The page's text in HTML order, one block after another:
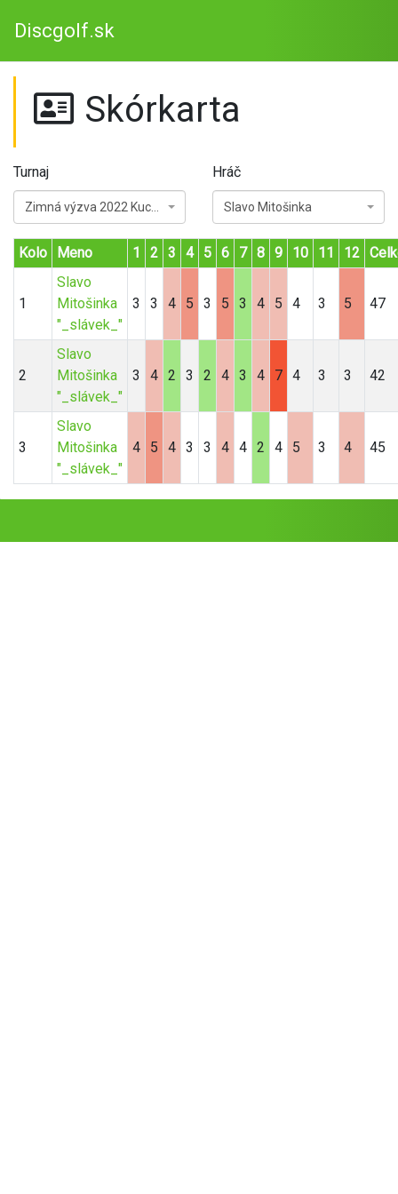
Discgolf.sk
Skórkarta
Turnaj Hráč
Slavo Mitošinka
Kolo Meno 1 2 3 4 5 6 7 8 9 10 11 12
1
Slavo
Mitošinka
"_slávek_"
3 3 4 5 3 5 3 4 5 4 3 5 47
2
Slavo
Mitošinka
"_slávek_"
3 4 2 3 2 4 3 4 7 4 3 3 42
3
Slavo
Mitošinka
"_slávek_"
4 5 4 3 3 4 4 2 4 5 3 4 45